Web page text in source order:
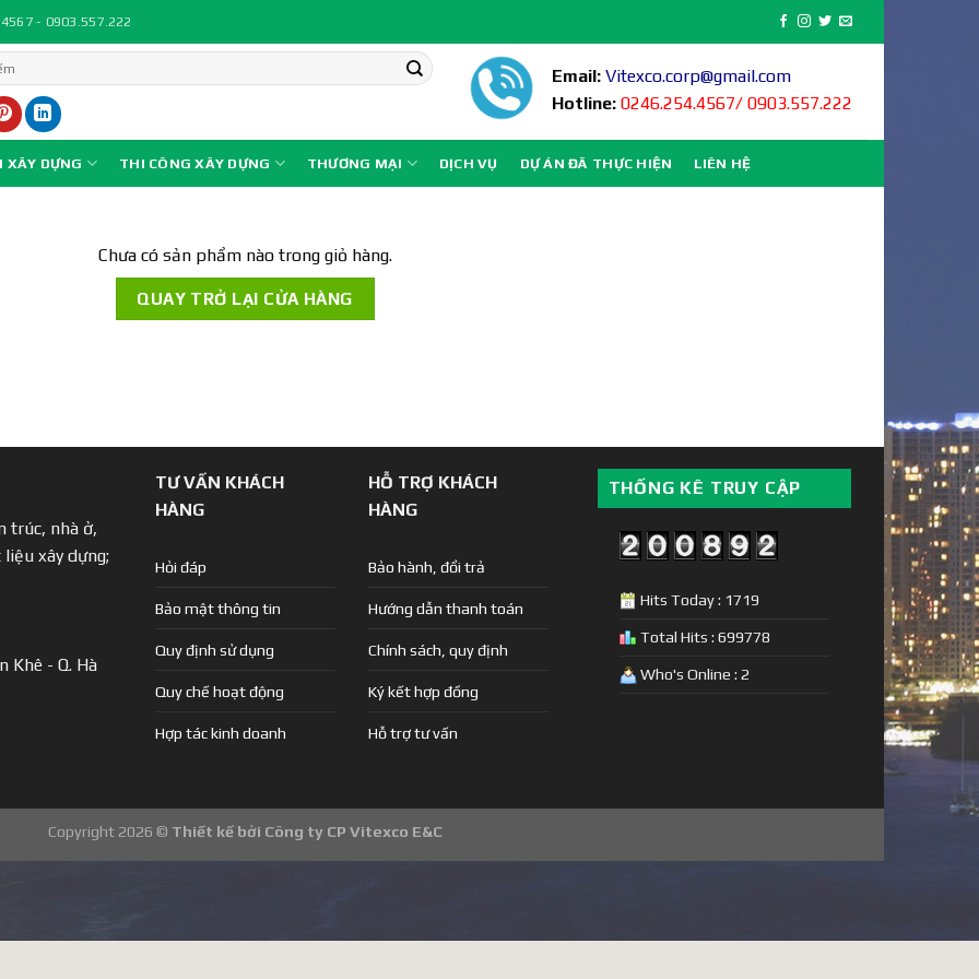
- 0903.557.222
Email: Vitexco.corp@gmail.com
Hotline: 0246.254.4567/ 0903.557.222
XÂY DỰNG THI CÔNG XÂY DỰNG THƯƠNG MẠI DỊCH VỤ DỰ ÁN ĐÃ THỰC HIỆN LIÊN HỆ
Chưa có sản phẩm nào trong giỏ hàng.
QUAY TRỞ LẠI CỬA HÀNG
trúc, nhà ở,
xây dựng;
Khê - Q. Hà
TƯ VẤN KHÁCH
HÀNG
Hỏi đáp
Bảo mật thông tin
Quy định sử dụng
Quy chế hoạt động
Hợp tác kinh doanh
HỖ TRỢ KHÁCH
HÀNG
Bảo hành, đổi trả
Hướng dẫn thanh toán
Chính sách, quy định
Ký kết hợp đồng
Hỗ trợ tư vấn
THỐNG KÊ TRUY CẬP
Hits Today : 1719
Total Hits : 699778
Who's Online : 2
Copyright 2026 © Thiết kế bởi Công ty CP Vitexco E&C